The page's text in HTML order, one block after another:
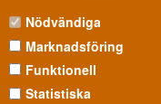
Nödvändiga
Marknadsföring
Funktionell
Statistiska